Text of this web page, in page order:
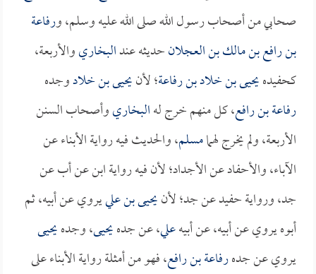
صحابي من أصحاب رسول الله صلى الله عليه وسلم، ورفاعة
بن رافع بن مالك بن العجلانحديثه عندالبخاريوالأربعة،
كحفيدهيحيى بن خلاد بن رفاعة؛ لأنيحيى بن خلادوجده
رفاعة بن رافع، كل منهم خرج لهالبخاريوأصحاب السنن
الأربعة، ولم يخرج لهمامسلم، والحديث فيه رواية الأبناء عن
الآباء، والأحفاد عن الأجداد؛ لأن فيه رواية ابن عن أب عن
جد، ورواية حفيد عن جد؛ لأنيحيى بن علييروي عن أبيه، ثم
أبوه يروي عن أبيه، عن أبيهعلي، عن جدهيحيى، وجدهيحيى
يروي عن جدهرفاعة بن رافع، فهو من أمثلة رواية الأبناء على